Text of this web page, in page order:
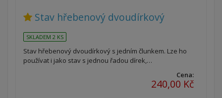
Stav hřebenový dvoudírkový
SKLADEM 2 KS
Stav hřebenový dvoudírkový s jedním člunkem. Lze ho
používat i jako stav s jednou řadou dírek,…
Cena:
240,00 Kč